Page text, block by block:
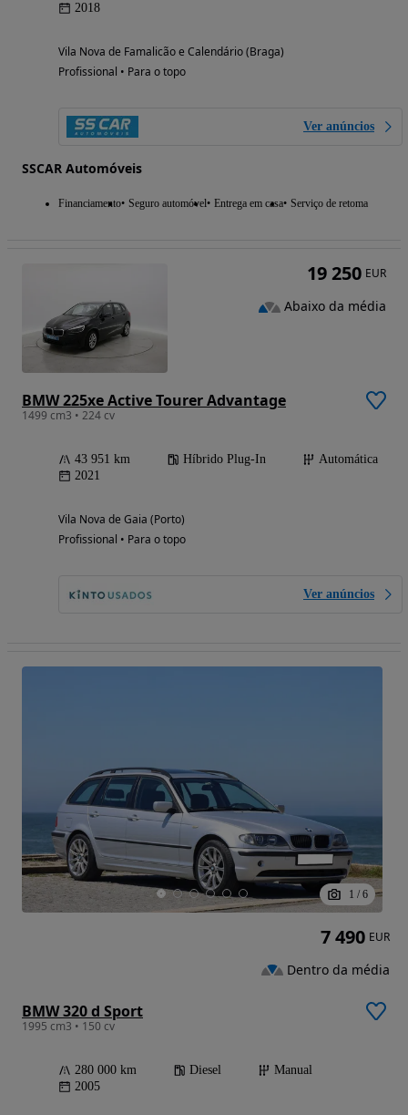
2018
Vila Nova de Famalicão e Calendário (Braga)
Profissional • Para o topo
Ver anúncios
SSCAR Automóveis
Financiamento Seguro automóvel Entrega em casa Serviço de retoma
BMW 225xe Active Tourer Advantage
1499 cm3 • 224 cv
43 951 km Híbrido Plug-In
Automática
2021
Vila Nova de Gaia (Porto)
Profissional • Para o topo
Ver anúncios
19 250 EUR
Abaixo da média
1 / 6
BMW 320 d Sport
1995 cm3 • 150 cv
280 000 km Diesel
Manual
2005
7 490 EUR
Dentro da média